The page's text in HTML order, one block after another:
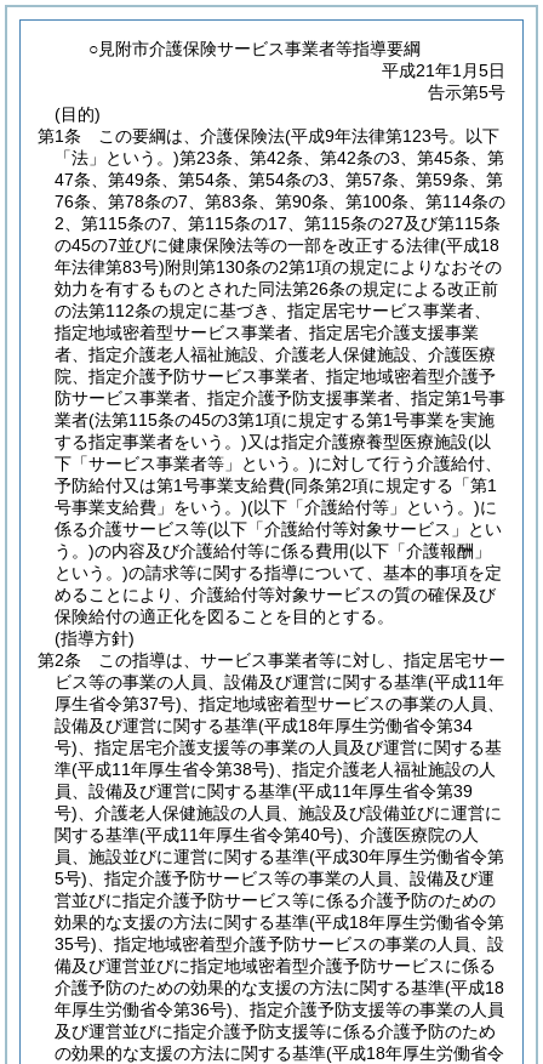
○見附市介護保険サービス事業者等指導要綱
平成21年1月5日
告示第5号
(目的)
第1条
この要綱は、介護保険法(平成9年法律第123号。以下
「法」という。)第23条、第42条、第42条の3、第45条、第
47条、第49条、第54条、第54条の3、第57条、第59条、第
76条、第78条の7、第83条、第90条、第100条、第114条の
2、第115条の7、第115条の17、第115条の27及び第115条
の45の7並びに健康保険法等の一部を改正する法律(平成18
年法律第83号)附則第130条の2第1項の規定によりなおその
効力を有するものとされた同法第26条の規定による改正前
の法第112条の規定に基づき、指定居宅サービス事業者、
指定地域密着型サービス事業者、指定居宅介護支援事業
者、指定介護老人福祉施設、介護老人保健施設、介護医療
院、指定介護予防サービス事業者、指定地域密着型介護予
防サービス事業者、指定介護予防支援事業者、指定第1号事
業者(法第115条の45の3第1項に規定する第1号事業を実施
する指定事業者をいう。)又は指定介護療養型医療施設(以
下「サービス事業者等」という。)に対して行う介護給付、
予防給付又は第1号事業支給費(同条第2項に規定する「第1
号事業支給費」をいう。)(以下「介護給付等」という。)に
係る介護サービス等(以下「介護給付等対象サービス」とい
う。)の内容及び介護給付等に係る費用(以下「介護報酬」
という。)の請求等に関する指導について、基本的事項を定
めることにより、介護給付等対象サービスの質の確保及び
保険給付の適正化を図ることを目的とする。
(指導方針)
第2条
この指導は、サービス事業者等に対し、指定居宅サー
ビス等の事業の人員、設備及び運営に関する基準(平成11年
厚生省令第37号) 、指定地域密着型サービスの事業の人員、
設備及び運営に関する基準(平成18年厚生労働省令第34
号) 、指定居宅介護支援等の事業の人員及び運営に関する基
準(平成11年厚生省令第38号) 、指定介護老人福祉施設の人
員、設備及び運営に関する基準(平成11年厚生省令第39
号) 、介護老人保健施設の人員、施設及び設備並びに運営に
関する基準(平成11年厚生省令第40号) 、介護医療院の人
員、施設並びに運営に関する基準(平成30年厚生労働省令第
5号) 、指定介護予防サービス等の事業の人員、設備及び運
営並びに指定介護予防サービス等に係る介護予防のための
効果的な支援の方法に関する基準(平成18年厚生労働省令第
35号) 、指定地域密着型介護予防サービスの事業の人員、設
備及び運営並びに指定地域密着型介護予防サービスに係る
介護予防のための効果的な支援の方法に関する基準(平成18
年厚生労働省令第36号) 、指定介護予防支援等の事業の人員
及び運営並びに指定介護予防支援等に係る介護予防のため
の効果的な支援の方法に関する基準(平成18年厚生労働省令